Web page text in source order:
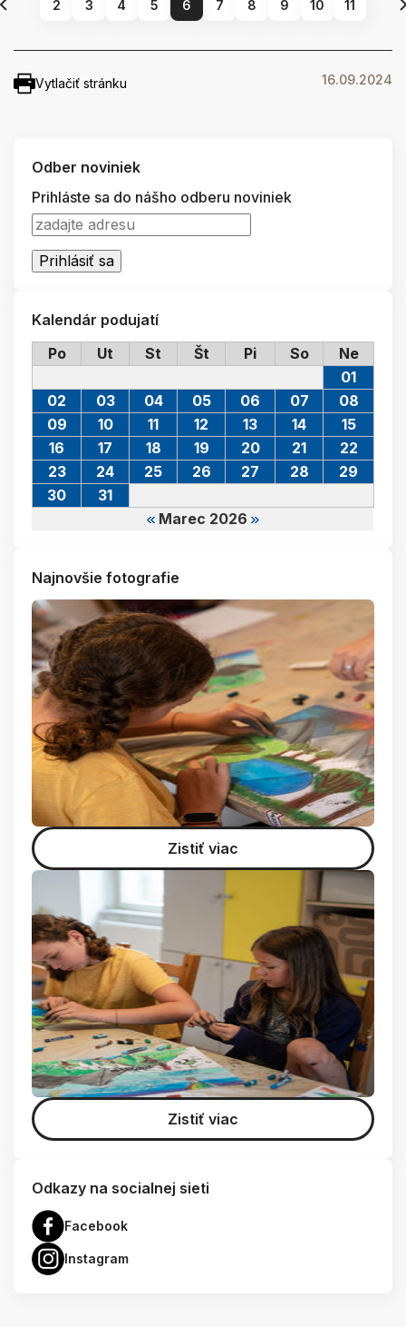
2 3 4 5 6 7 8 9 10 11
Vytlačiť stránku 16.09.2024
Odber noviniek
Prihláste sa do nášho odberu noviniek
Kalendár podujatí
Po
Ut St Št Pi So Ne
Marec 2026
01
02
03 04 05 06 07
08
09
10 11 12 13 14
15
16
17 18 19 20 21
22
23
24 25 26 27 28
29
30
31
Najnovšie fotografie
Zistiť viac
Zistiť viac
Odkazy na socialnej sieti
Facebook
Instagram